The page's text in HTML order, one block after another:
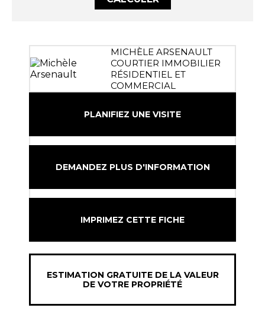
MICHÈLE ARSENAULT
COURTIER IMMOBILIER
RÉSIDENTIEL ET
COMMERCIAL
PLANIFIEZ UNE VISITE
DEMANDEZ PLUS D'INFORMATION
IMPRIMEZ CETTE FICHE
ESTIMATION GRATUITE DE LA VALEUR
DE VOTRE PROPRIÉTÉ